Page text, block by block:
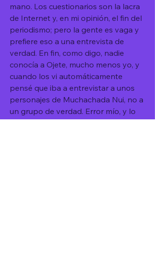
mano. Los cuestionarios son la lacra
de Internet y, en mi opinión, el fin del
periodismo; pero la gente es vaga y
prefiere eso a una entrevista de
verdad. En fin, como digo, nadie
conocía a Ojete, mucho menos yo, y
cuando los vi automáticamente
pensé que iba a entrevistar a unos
personajes de Muchachada Nui, no a
un grupo de verdad. Error mío, y lo